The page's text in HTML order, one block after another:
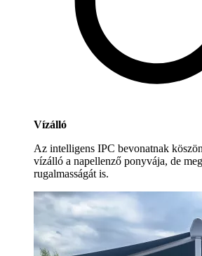
Vízálló
Az intelligens IPC bevonatnak
vízálló a napellenző ponyvája, de
rugalmasságát is.